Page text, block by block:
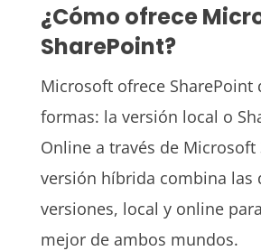
¿Cómo ofrece
SharePoint?
Microsoft ofrece SharePoint
formas: la versión local o
Online a través de Microsoft
versión híbrida combina las
versiones, local y online
mejor de ambos mundos.